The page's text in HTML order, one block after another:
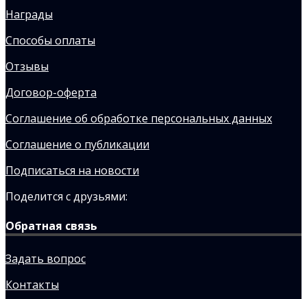
Награды
Способы оплаты
Отзывы
Договор-оферта
Соглашение об обработке персональных данных
Соглашение о публикации
Подписаться на новости
Поделится с друзьями:
Обратная связь
Задать вопрос
Контакты